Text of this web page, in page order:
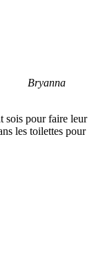
Bryanna
sois pour faire leur
les toilettes pour